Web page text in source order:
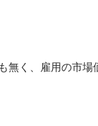
無く、雇用の市場